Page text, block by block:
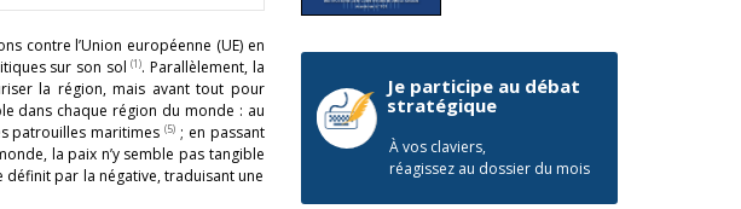
contre l’Union européenne (UE) en
sur son sol(1). Parallèlement, la
la région, mais avant tout pour
dans chaque région du monde : au
patrouilles maritimes(5) ; en passant
la paix n’y semble pas tangible
par la négative, traduisant une
Je participe au débat
stratégique
À vos claviers,
réagissez au dossier du mois